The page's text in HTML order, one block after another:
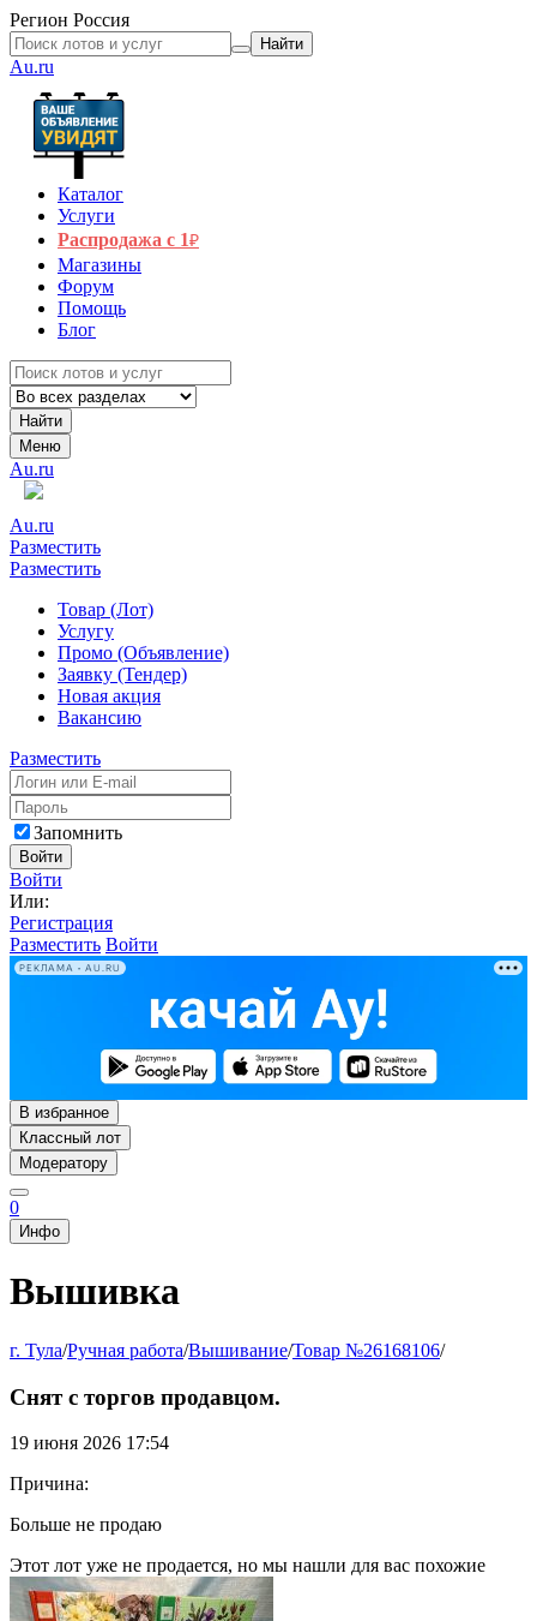
Регион Россия
Найти
Au.ru
Каталог
Услуги
Распродажа с 1₽
Магазины
Форум
Помощь
Блог
Найти
Меню
Au.ru
Au.ru
Разместить
Разместить
Товар (Лот)
Услугу
Промо (Объявление)
Заявку (Тендер)
Новая акция
Вакансию
Разместить
Запомнить
Войти
Войти
Или:
Регистрация
Разместить Войти
РЕКЛАМА • AU.RU
В избранное
Классный лот
Модератору
0
Инфо
Вышивка
г. Тула/Ручная работа/Вышивание/Товар №26168106/
Снят с торгов продавцом.
19 июня 2026 17:54
Причина:
Больше не продаю
Этот лот уже не продается, но мы нашли для вас похожие